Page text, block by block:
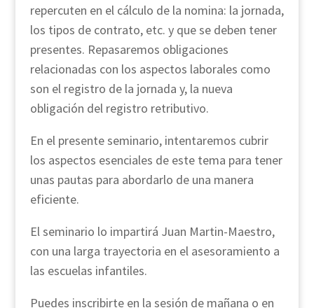
repercuten en el cálculo de la nomina: la jornada,
los tipos de contrato, etc. y que se deben tener
presentes. Repasaremos obligaciones
relacionadas con los aspectos laborales como
son el registro de la jornada y, la nueva
obligación del registro retributivo.
En el presente seminario, intentaremos cubrir
los aspectos esenciales de este tema para tener
unas pautas para abordarlo de una manera
eficiente.
El seminario lo impartirá Juan Martin-Maestro,
con una larga trayectoria en el asesoramiento a
las escuelas infantiles.
Puedes inscribirte en la sesión de mañana o en